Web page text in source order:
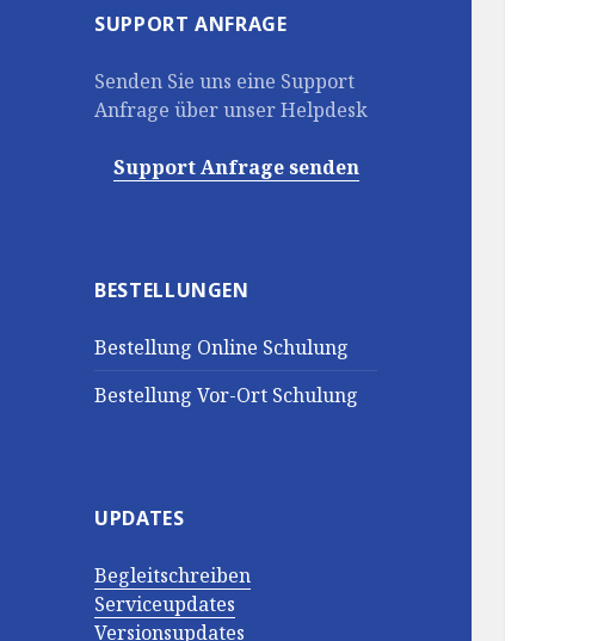
SUPPORT ANFRAGE
Senden Sie uns eine Support
Anfrage über unser Helpdesk
Support Anfrage senden
BESTELLUNGEN
Bestellung Online Schulung
Bestellung Vor-Ort Schulung
UPDATES
Begleitschreiben
Serviceupdates
Versionsupdates